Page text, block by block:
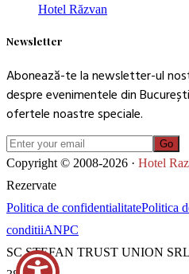
Hotel Răzvan
Newsletter
Abonează-te la newsletter-ul
despre evenimentele din
ofertele noastre speciale.
Go
Copyright © 2008-2026 · Hotel
Rezervate
Politica de confidentialitatePolitica
conditiiANPC
SC STEFAN TRUST UNION